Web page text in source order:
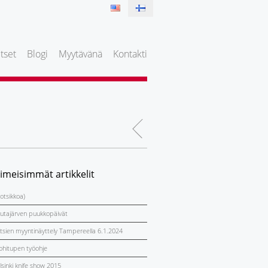
Blogi Myytävänä Kontakti
artikkelit
puukkopäivät
myyntinäyttely Tampereella 6.1.2024
työohje
knife show 2015